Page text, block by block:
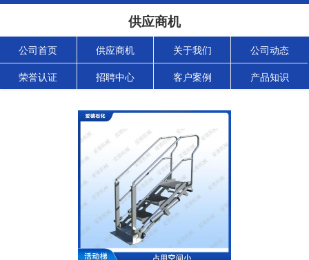
供应商机
公司首页 供应商机 关于我们 公司动态
荣誉认证 招聘中心 客户案例 产品知识